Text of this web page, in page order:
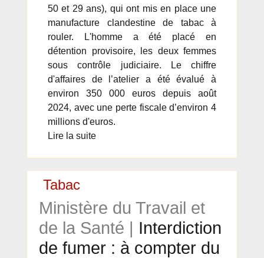
50 et 29 ans), qui ont mis en place une
manufacture clandestine de tabac à
rouler. L'homme a été placé en
détention provisoire, les deux femmes
sous contrôle judiciaire. Le chiffre
d'affaires de l’atelier a été évalué à
environ 350 000 euros depuis août
2024, avec une perte fiscale d’environ 4
millions d'euros.
Lire la suite
Tabac
Ministère du Travail et
de la Santé | Interdiction
de fumer : à compter du